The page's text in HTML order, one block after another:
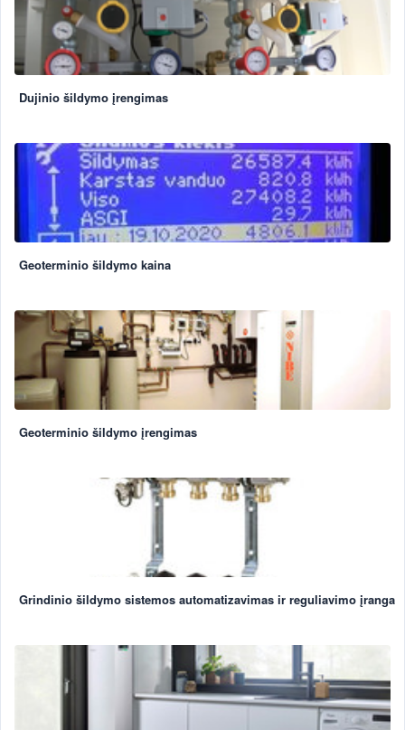
Dujinio šildymo įrengimas
Geoterminio šildymo kaina
Geoterminio šildymo įrengimas
Grindinio šildymo sistemos automatizavimas ir reguliavimo įranga